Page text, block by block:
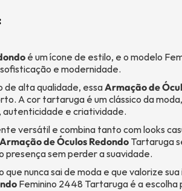
é um ícone de estilo, e o modelo
e modernidade.
alta qualidade, essaArmação de
A cor tartaruga é um clássico da
autenticidade e criatividade.
versátil e combina tanto com looks
Armação de Óculos Redondo Tartaruga
presença sem perder a suavidade.
que nunca sai de moda e que valorize
Feminino 2448 Tartaruga é a